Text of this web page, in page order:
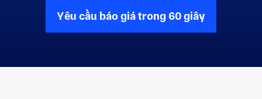
Yêu cầu báo giá trong 60 giây